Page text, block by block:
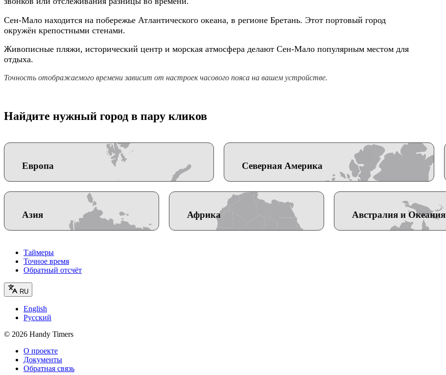
Сен-Мало находится на побережье Атлантического океана, в регионе Бретань. Этот портовый город
окружён крепостными стенами.
Живописные пляжи, исторический центр и морская атмосфера делают Сен-Мало популярным местом для
отдыха.
Точность отображаемого времени зависит от настроек часового пояса на вашем устройстве.
Найдите нужный город в пару кликов
Европа Северная Америка
Азия Африка Австралия и Океания
Таймеры
Точное время
Обратный отсчёт
RU
English
Русский
© 2026 Handy Timers
О проекте
Документы
Обратная связь